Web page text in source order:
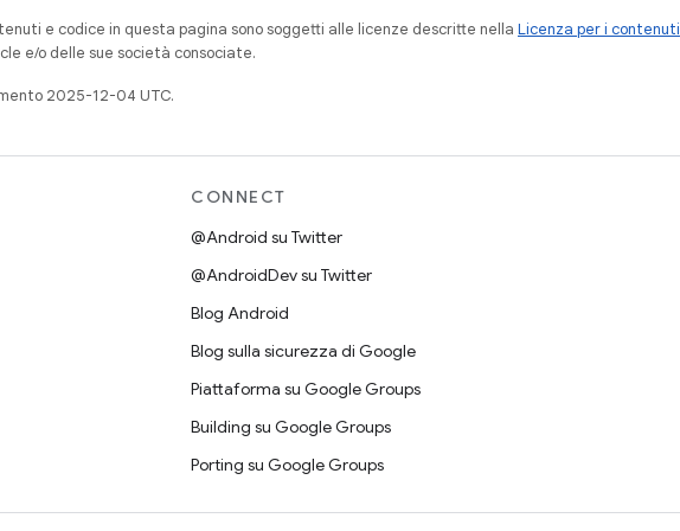
e codice in questa pagina sono soggetti alle licenze descritte nella Licenza per i contenuti
e/o delle sue società consociate.
2025-12-04 UTC.
CONNECT
@Android su Twitter
@AndroidDev su Twitter
Blog Android
Blog sulla sicurezza di Google
Piattaforma su Google Groups
Building su Google Groups
Porting su Google Groups